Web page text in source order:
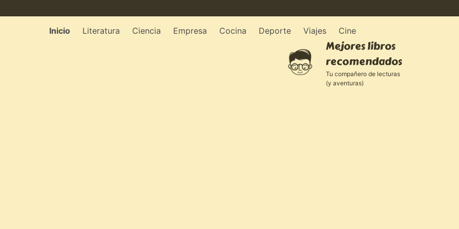
Inicio Literatura Ciencia Empresa Cocina Deporte Viajes Cine
Mejores libros
recomendados
Tu compañero de lecturas
(y aventuras)